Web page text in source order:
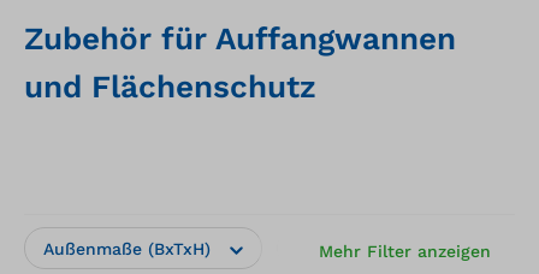
Zubehör für Auffangwannen
und Flächenschutz
Mehr Filter anzeigen
Außenmaße (BxTxH) Hersteller